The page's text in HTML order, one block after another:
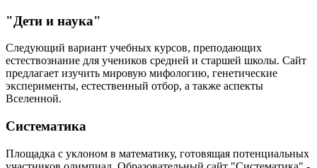
"Дети и наука"
Следующий вариант учебных курсов, преподающих
естествознание для учеников средней и старшей школы. Сайт
предлагает изучить мировую мифологию, генетические
эксперименты, естественный отбор, а также аспекты
Вселенной.
Систематика
Площадка с уклоном в математику, готовящая потенциальных